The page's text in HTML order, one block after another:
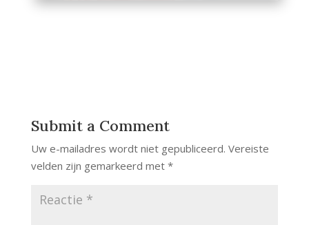
Submit a Comment
Uw e-mailadres wordt niet gepubliceerd. Vereiste
velden zijn gemarkeerd met *